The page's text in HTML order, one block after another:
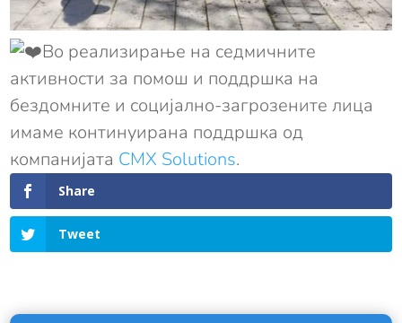
Во реализирање на седмичните
активности за помош и поддршка на
бездомните и социјално-загрозените лица
имаме континуирана поддршка од
компанијата CMX Solutions.
Share
Tweet